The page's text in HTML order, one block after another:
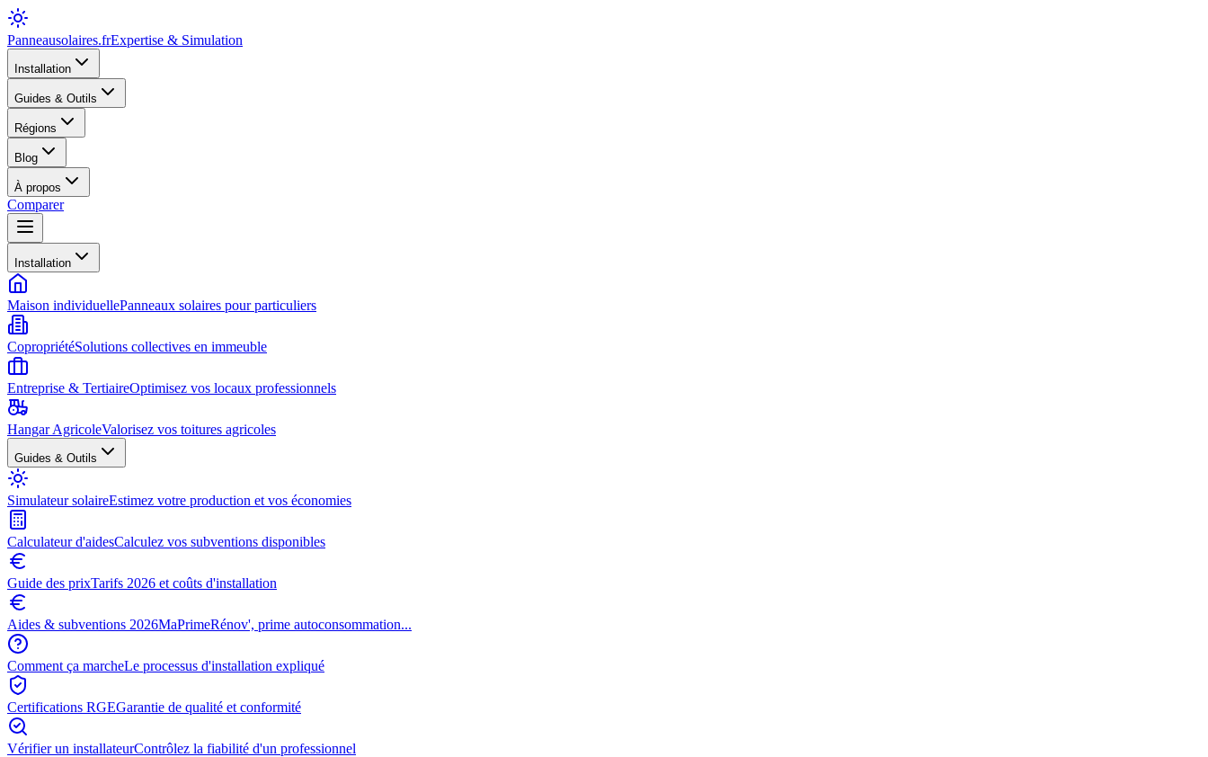
Panneausolaires.frExpertise & Simulation
Installation
Guides & Outils
Régions
Blog
À propos
Comparer
Installation
Maison individuellePanneaux solaires pour particuliers
CopropriétéSolutions collectives en immeuble
Entreprise & TertiaireOptimisez vos locaux professionnels
Hangar AgricoleValorisez vos toitures agricoles
Guides & Outils
Simulateur solaireEstimez votre production et vos économies
Calculateur d'aidesCalculez vos subventions disponibles
Guide des prixTarifs 2026 et coûts d'installation
Aides & subventions 2026MaPrimeRénov', prime autoconsommation...
Comment ça marcheLe processus d'installation expliqué
Certifications RGEGarantie de qualité et conformité
Vérifier un installateurContrôlez la fiabilité d'un professionnel